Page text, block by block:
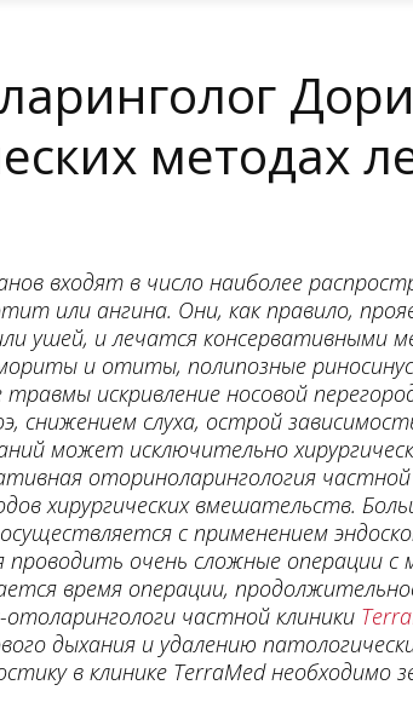
методах
входят в число наиболее
или ангина. Они, как правило,
ушей, и лечатся
и отиты, полипозные
травмы искривление носовой
снижением слуха, острой
может исключительно
оториноларингология
хирургических вмешательств.
с применением
проводить очень сложные операции
время операции,
частной клиники
дыхания и удалению
в клинике TerraMed необходимо